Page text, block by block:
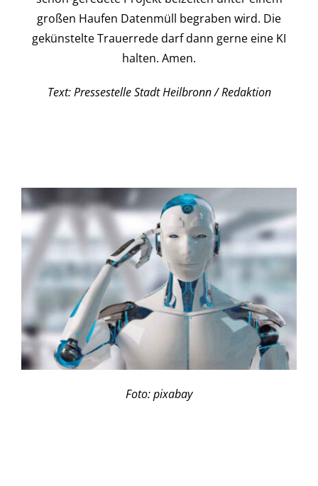
großen Haufen Datenmüll begraben wird. Die
gekünstelte Trauerrede darf dann gerne eine KI
halten. Amen.
Text: Pressestelle Stadt Heilbronn / Redaktion
Foto: pixabay